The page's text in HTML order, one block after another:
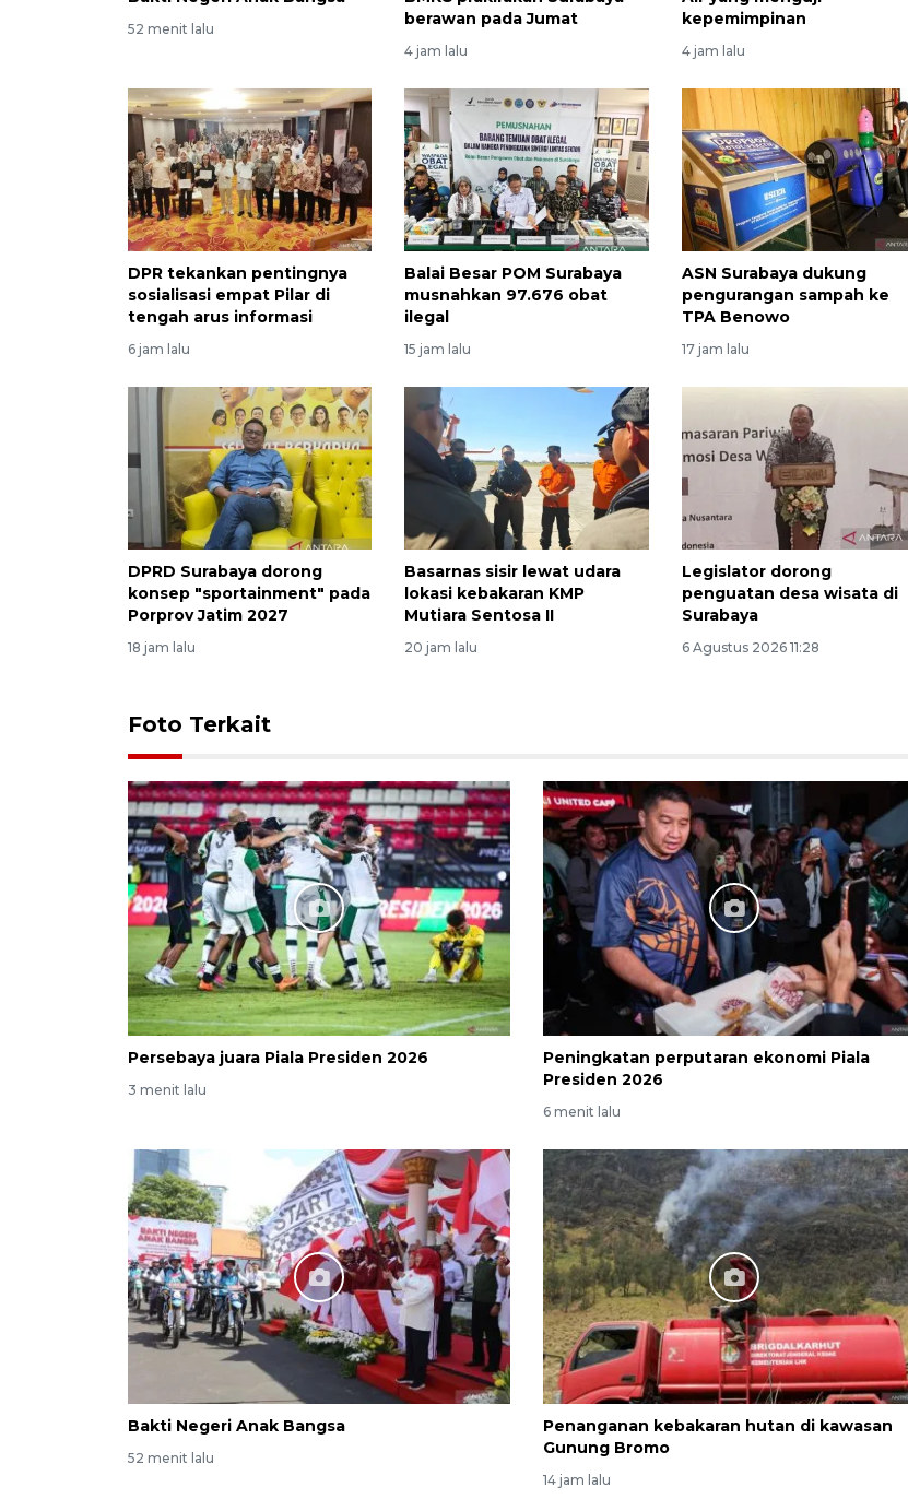
52 menit lalu
berawan pada Jumat
4 jam lalu
kepemimpinan
4 jam lalu
DPR tekankan pentingnya
sosialisasi empat Pilar di
tengah arus informasi
6 jam lalu
Balai Besar POM Surabaya
musnahkan 97.676 obat
ilegal
15 jam lalu
ASN Surabaya dukung
pengurangan sampah ke
TPA Benowo
17 jam lalu
DPRD Surabaya dorong
konsep "sportainment" pada
Porprov Jatim 2027
18 jam lalu
Basarnas sisir lewat udara
lokasi kebakaran KMP
Mutiara Sentosa II
20 jam lalu
Legislator dorong
penguatan desa wisata di
Surabaya
6 Agustus 2026 11:28
Foto Terkait
Persebaya juara Piala Presiden 2026
3 menit lalu
Peningkatan perputaran ekonomi Piala
Presiden 2026
6 menit lalu
Bakti Negeri Anak Bangsa
52 menit lalu
Penanganan kebakaran hutan di kawasan
Gunung Bromo
14 jam lalu
Gerakan pangan murah
Tulungagung
BNPB optimalkan penguatan
Desa Tangguh Bencana di
Jawa Timur
5 Agustus 2026 19:09